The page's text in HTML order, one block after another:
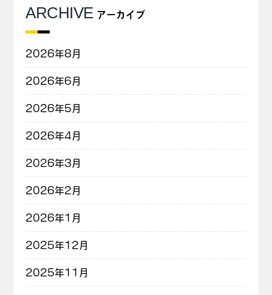
ARCHIVE アーカイブ
2026年8月
2026年6月
2026年5月
2026年4月
2026年3月
2026年2月
2026年1月
2025年12月
2025年11月